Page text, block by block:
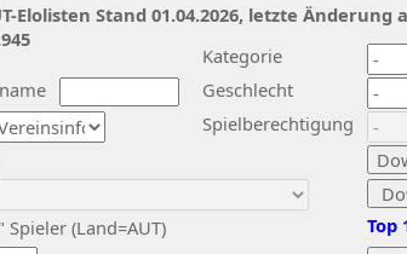
Kategorie
Geschlecht
(Land=AUT)
Spielberechtigung
Top
Elolisten Stand 01.04.2026, letzte Änderung